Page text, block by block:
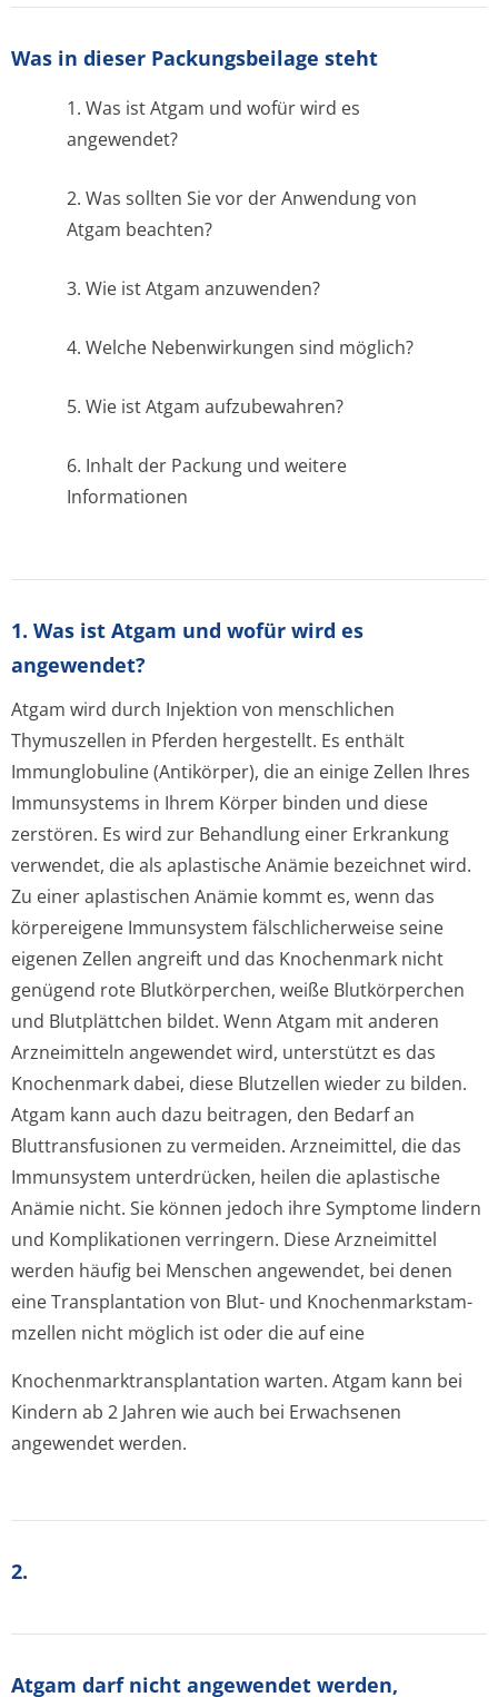
Was in dieser Packungsbeilage steht
1. Was ist Atgam und wofür wird es
angewendet?
2. Was sollten Sie vor der Anwendung von
Atgam beachten?
3. Wie ist Atgam anzuwenden?
4. Welche Nebenwirkungen sind möglich?
5. Wie ist Atgam aufzubewahren?
6. Inhalt der Packung und weitere
Informationen
1. Was ist Atgam und wofür wird es
angewendet?
Atgam wird durch Injektion von menschlichen
Thymuszellen in Pferden hergestellt. Es enthält
Immunglobuline (Antikörper), die an einige Zellen Ihres
Immunsystems in Ihrem Körper binden und diese
zerstören. Es wird zur Behandlung einer Erkrankung
verwendet, die als aplastische Anämie bezeichnet wird.
Zu einer aplastischen Anämie kommt es, wenn das
körpereigene Immunsystem fälschlicherweise seine
eigenen Zellen angreift und das Knochenmark nicht
genügend rote Blutkörperchen, weiße Blutkörperchen
und Blutplättchen bildet. Wenn Atgam mit anderen
Arzneimitteln angewendet wird, unterstützt es das
Knochenmark dabei, diese Blutzellen wieder zu bilden.
Atgam kann auch dazu beitragen, den Bedarf an
Bluttransfusionen zu vermeiden. Arzneimittel, die das
Immunsystem unterdrücken, heilen die aplastische
Anämie nicht. Sie können jedoch ihre Symptome lindern
und Komplikationen verringern. Diese Arzneimittel
werden häufig bei Menschen angewendet, bei denen
eine Transplantation von Blut- und Knochenmarkstam­
mzellen nicht möglich ist oder die auf eine
Knochenmarktran­splantation warten. Atgam kann bei
Kindern ab 2 Jahren wie auch bei Erwachsenen
angewendet werden.
2.
Atgam darf nicht angewendet werden,